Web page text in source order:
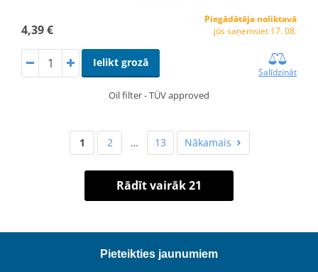
4,39 €
Piegādātāja noliktavā
jūs saņemsiet 17. 08.
Ielikt grozā
Salīdzināt
Oil filter - TÜV approved
1 2 … 13 Nākamais
Rādīt vairāk 21
Pieteikties jaunumiem